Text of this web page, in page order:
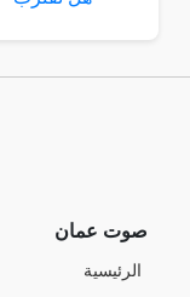
صوت عمان
الرئيسية